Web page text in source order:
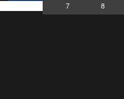
7
8